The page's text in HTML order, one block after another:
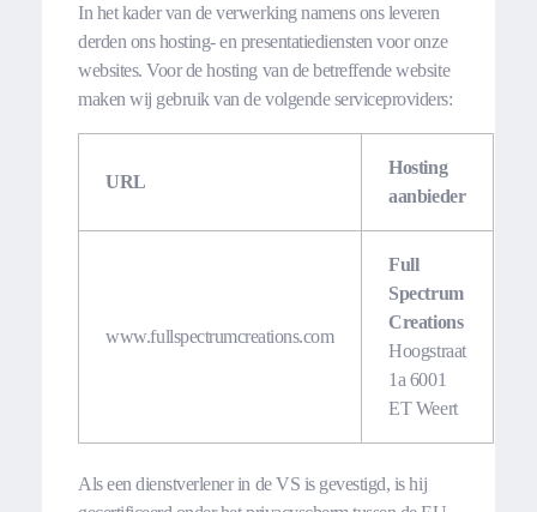
In het kader van de verwerking namens ons leveren
derden ons hosting- en presentatiediensten voor onze
websites. Voor de hosting van de betreffende website
maken wij gebruik van de volgende serviceproviders:
URL
Hosting
aanbieder
www.fullspectrumcreations.com
Full
Spectrum
Creations
Hoogstraat
1a 6001
ET Weert
Als een dienstverlener in de VS is gevestigd, is hij